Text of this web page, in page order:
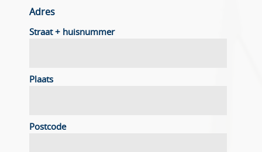
Adres
Straat + huisnummer
Plaats
Postcode